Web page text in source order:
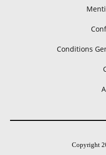
Conditions
Copyright